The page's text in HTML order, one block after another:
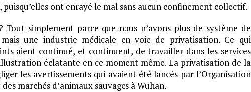
puisqu’elles ont enrayé le mal sans aucun confinement collectif.
Tout simplement parce que nous n’avons plus de système de
une industrie médicale en voie de privatisation. Ce qui
aient continué, et continuent, de travailler dans les services
éclatante en ce moment même. La privatisation de la
les avertissements qui avaient été lancés par l’Organisation
marchés d’animaux sauvages à Wuhan.